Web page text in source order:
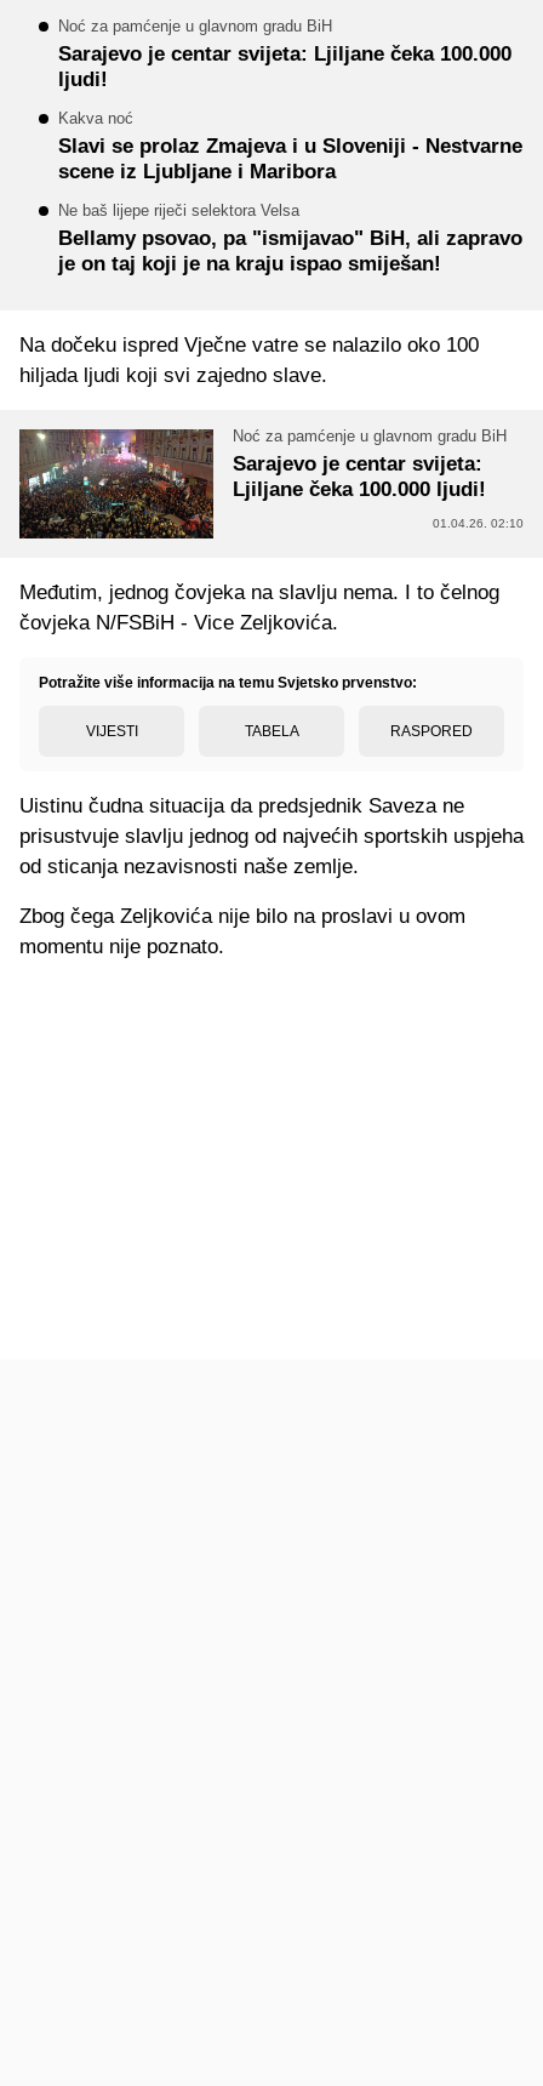
Noć za pamćenje u glavnom gradu BiH
Sarajevo je centar svijeta: Ljiljane čeka 100.000
ljudi!
Kakva noć
Slavi se prolaz Zmajeva i u Sloveniji - Nestvarne
scene iz Ljubljane i Maribora
Ne baš lijepe riječi selektora Velsa
Bellamy psovao, pa "ismijavao" BiH, ali zapravo
je on taj koji je na kraju ispao smiješan!
Na dočeku ispred Vječne vatre se nalazilo oko 100
hiljada ljudi koji svi zajedno slave.
Noć za pamćenje u glavnom gradu BiH
Sarajevo je centar svijeta:
Ljiljane čeka 100.000 ljudi!
01.04.26. 02:10
Međutim, jednog čovjeka na slavlju nema. I to čelnog
čovjeka N/FSBiH - Vice Zeljkovića.
Potražite više informacija na temu Svjetsko prvenstvo:
VIJESTI TABELA RASPORED
Uistinu čudna situacija da predsjednik Saveza ne
prisustvuje slavlju jednog od najvećih sportskih uspjeha
od sticanja nezavisnosti naše zemlje.
Zbog čega Zeljkovića nije bilo na proslavi u ovom
momentu nije poznato.